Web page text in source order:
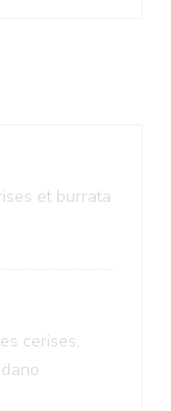
et burrata
cerises,